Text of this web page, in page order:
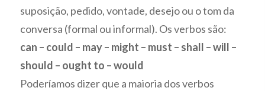
suposição, pedido,vontade, desejoou otom da
conversa (formal ouinformal). Os verbos são:
can – could – may– might – must – shall –will –
should – ought to – would
Poderíamos dizer que a maioria dos verbos